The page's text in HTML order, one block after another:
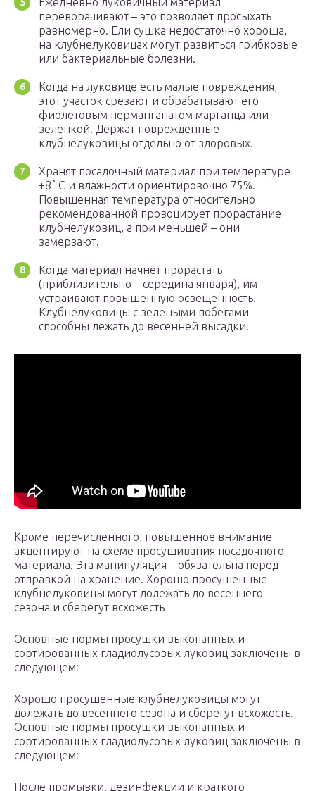
переворачивают – это позволяет просыхать
равномерно. Ели сушка недостаточно хороша,
на клубнелуковицах могут развиться грибковые
или бактериальные болезни.
Когда на луковице есть малые повреждения,
этот участок срезают и обрабатывают его
фиолетовым перманганатом марганца или
зеленкой. Держат поврежденные
клубнелуковицы отдельно от здоровых.
Хранят посадочный материал при температуре
+8˚ C и влажности ориентировочно 75%.
Повышенная температура относительно
рекомендованной провоцирует прорастание
клубнелуковиц, а при меньшей – они
замерзают.
Когда материал начнет прорастать
(приблизительно – середина января), им
устраивают повышенную освещенность.
Клубнелуковицы с зелеными побегами
способны лежать до весенней высадки.
Кроме перечисленного, повышенное внимание
акцентируют на схеме просушивания посадочного
материала. Эта манипуляция – обязательна перед
отправкой на хранение. Хорошо просушенные
клубнелуковицы могут долежать до весеннего
сезона и сберегут всхожесть
Основные нормы просушки выкопанных и
сортированных гладиолусовых луковиц заключены в
следующем:
Хорошо просушенные клубнелуковицы могут
долежать до весеннего сезона и сберегут всхожесть.
Основные нормы просушки выкопанных и
сортированных гладиолусовых луковиц заключены в
следующем:
После промывки, дезинфекции и краткого